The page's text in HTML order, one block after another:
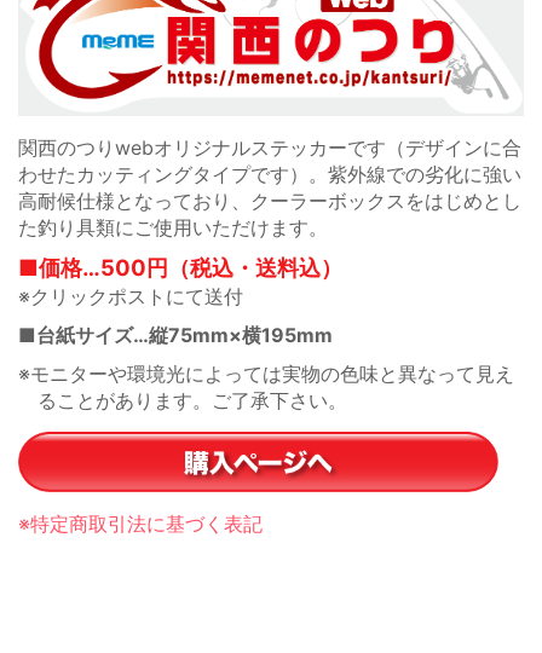
関西のつりwebオリジナルステッカーです（デザインに合
わせたカッティングタイプです）。紫外線での劣化に強い
高耐候仕様となっており、クーラーボックスをはじめとし
た釣り具類にご使用いただけます。
■価格…500円（税込・送料込）
※クリックポストにて送付
■台紙サイズ…縦75mm×横195mm
※モニターや環境光によっては実物の色味と異なって見え
ることがあります。ご了承下さい。
※特定商取引法に基づく表記